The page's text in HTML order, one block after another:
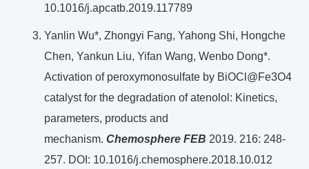
10.1016/j.apcatb.2019.117789
Yanlin Wu*, Zhongyi Fang, Yahong Shi, Hongche
Chen, Yankun Liu, Yifan Wang, Wenbo Dong*.
Activation of peroxymonosulfate by BiOCl@Fe3O4
catalyst for the degradation of atenolol: Kinetics,
parameters, products and
mechanism. Chemosphere FEB 2019. 216: 248-
257. DOI: 10.1016/j.chemosphere.2018.10.012